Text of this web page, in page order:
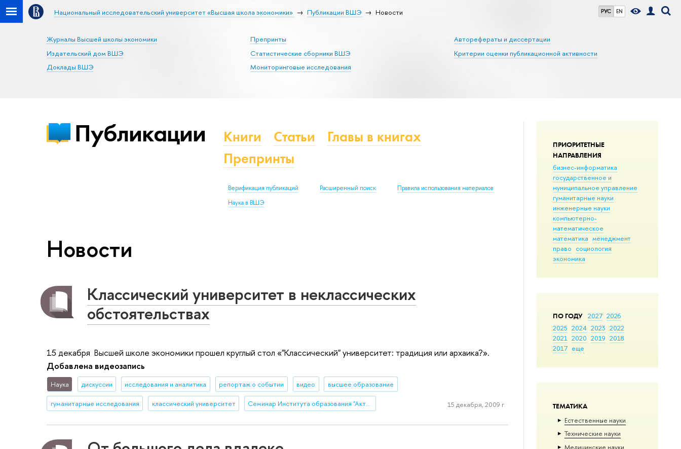
РУС EN
Национальный исследовательский университет «Высшая школа экономики» Публикации ВШЭ Новости
Журналы Высшей школы экономики
Издательский дом ВШЭ
Доклады ВШЭ
Препринты
Статистические сборники ВШЭ
Мониторинговые исследования
Авторефераты и диссертации
Критерии оценки публикационной активности
ПРИОРИТЕТНЫЕ
НАПРАВЛЕНИЯ
бизнес-информатика
государственное и
муниципальное управление
гуманитарные науки
инженерные науки
компьютерно-
математическое
математика менеджмент
право социология
экономика
ПО ГОДУ 2027 2026
2025 2024 2023 2022
2021 2020 2019 2018
2017 еще
ТЕМАТИКА
Естественные науки
Тех­ничес­кие науки
Медицинские науки
Публикации Книги Статьи
Главы в книгах
Препринты
Верификация публикаций Расширенный поиск
Правила использования материалов
Наука в ВШЭ
Новости
Классический университет в неклассических
обстоятельствах
15 декабря Высшей школе экономики прошел круглый стол «"Классический" университет: традиция или архаика?».
Добавлена видеозапись
Наука дискуссии исследования и аналитика репортаж о событии видео высшее образование
гуманитарные исследования классический университет Семинар Института образования "Актуальные исследования и разработки в области образования" 15 декабря, 2009 г.